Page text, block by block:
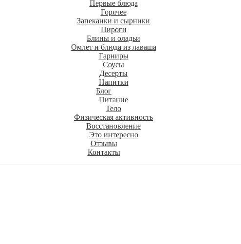
Первые блюда
Горячее
Запеканки и сырники
Пироги
Блины и оладьи
Омлет и блюда из лаваша
Гарниры
Соусы
Десерты
Напитки
Блог
Питание
Тело
Физическая активность
Восстановление
Это интересно
Отзывы
Контакты